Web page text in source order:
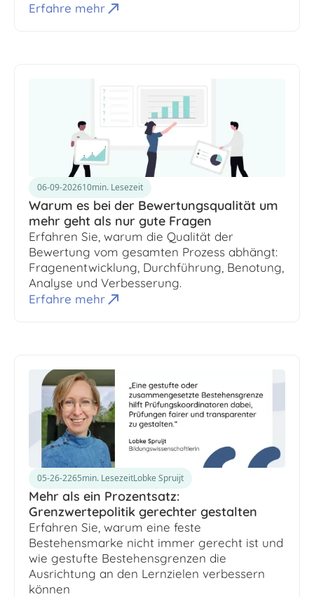
Erfahre mehr
06-09-202610min. Lesezeit
Warum es bei der Bewertungsqualität um
mehr geht als nur gute Fragen
Erfahren Sie, warum die Qualität der
Bewertung vom gesamten Prozess abhängt:
Fragenentwicklung, Durchführung, Benotung,
Analyse und Verbesserung.
Erfahre mehr
05-26-2265min. LesezeitLobke Spruijt
Mehr als ein Prozentsatz:
Grenzwertepolitik gerechter gestalten
Erfahren Sie, warum eine feste
Bestehensmarke nicht immer gerecht ist und
wie gestufte Bestehensgrenzen die
Ausrichtung an den Lernzielen verbessern
können